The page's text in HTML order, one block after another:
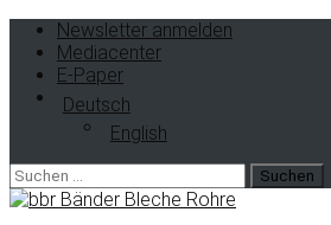
Newsletter anmelden
Mediacenter
E-Paper
Deutsch
English
Suche
nach: